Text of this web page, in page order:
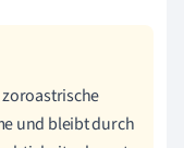
und bleibt durch